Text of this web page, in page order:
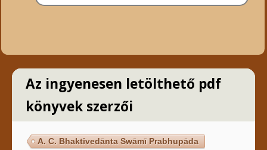
Az ingyenesen letölthető pdf
könyvek szerzői
A. C. Bhaktivedānta Swāmī Prabhupāda